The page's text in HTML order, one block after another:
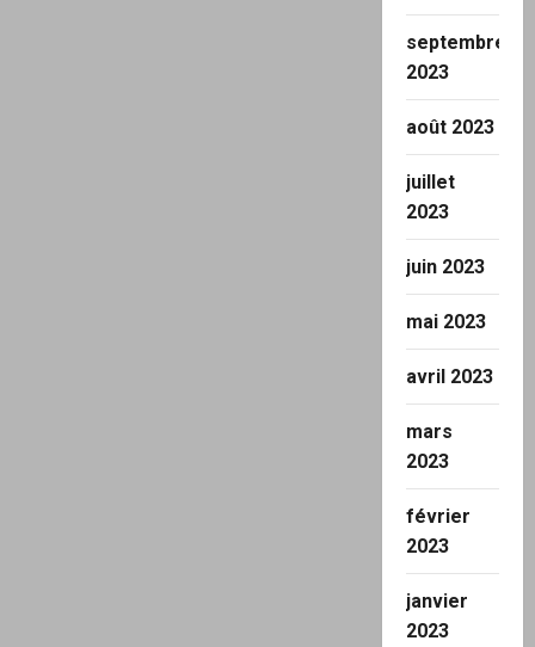
septembre
2023
août 2023
juillet
2023
juin 2023
mai 2023
avril 2023
mars
2023
février
2023
janvier
2023